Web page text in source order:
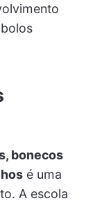
bonecos
é uma
A escola